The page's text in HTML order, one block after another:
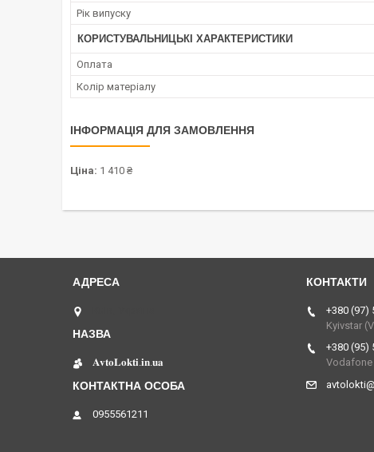
Рік випуску
КОРИСТУВАЛЬНИЦЬКІ ХАРАКТЕРИСТИКИ
Оплата
Колір матеріалу
ІНФОРМАЦІЯ ДЛЯ ЗАМОВЛЕННЯ
Ціна: 1 410 ₴
𝐀𝐯𝐭𝐨𝐋𝐨𝐤𝐭𝐢.𝐢𝐧.𝐮𝐚
0955561211
+380 (97)
Kyivstar
+380 (95)
Vodafone